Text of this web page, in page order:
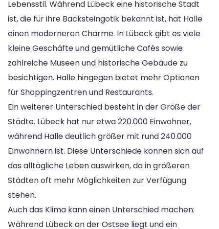
Lebensstil. Während Lübeck eine historische Stadt
ist, die für ihre Backsteingotik bekannt ist, hat Halle
einen moderneren Charme. In Lübeck gibt es viele
kleine Geschäfte und gemütliche Cafés sowie
zahlreiche Museen und historische Gebäude zu
besichtigen. Halle hingegen bietet mehr Optionen
für Shoppingzentren und Restaurants.
Ein weiterer Unterschied besteht in der Größe der
Städte. Lübeck hat nur etwa 220.000 Einwohner,
während Halle deutlich größer mit rund 240.000
Einwohnern ist. Diese Unterschiede können sich auf
das alltägliche Leben auswirken, da in größeren
Städten oft mehr Möglichkeiten zur Verfügung
stehen.
Auch das Klima kann einen Unterschied machen:
Während Lübeck an der Ostsee liegt und ein